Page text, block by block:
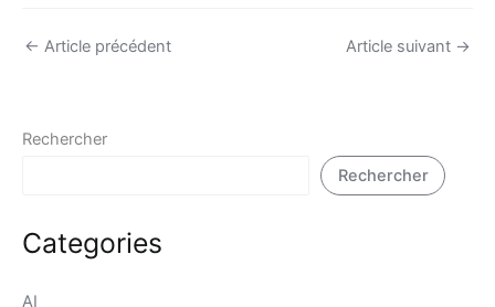
← Article précédent Article suivant →
Rechercher
Rechercher
Categories
AI